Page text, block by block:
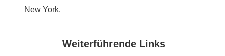
New York.
Weiterführende Links